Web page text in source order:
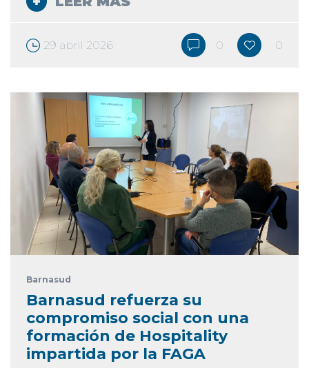
29 abril 2026 0 0
Barnasud
Barnasud refuerza su
compromiso social con una
formación de Hospitality
impartida por la FAGA